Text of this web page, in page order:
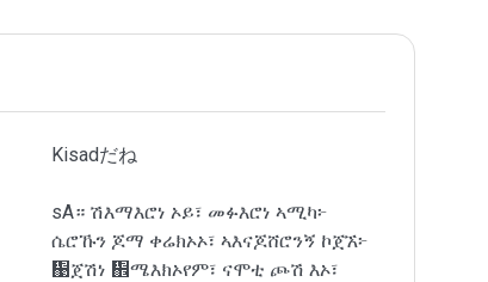
Kisadだね
sA። ሽእማእሮነ ኦይ፣ መፉእሮነ ኣሚካ፦
ሴሮኹን ጆማ ቀሬክኦኦ፣ ኣእናጆሸሮንኝ ኮጀኧ፦
኉ጀሽነ ኎ሜእክኦየም፣ ናሞቲ ጮሽ እኦ፣